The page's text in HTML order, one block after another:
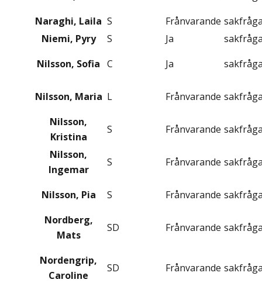
Naraghi, Laila S Frånvarande
Niemi, Pyry
S Ja
Nilsson, Sofia C Ja
Nilsson, Maria L Frånvarande
Nilsson,
Kristina
S Frånvarande
Nilsson,
Ingemar
S Frånvarande
Nilsson, Pia S Frånvarande
Nordberg,
Mats
SD Frånvarande
Nordengrip,
Caroline
SD Frånvarande